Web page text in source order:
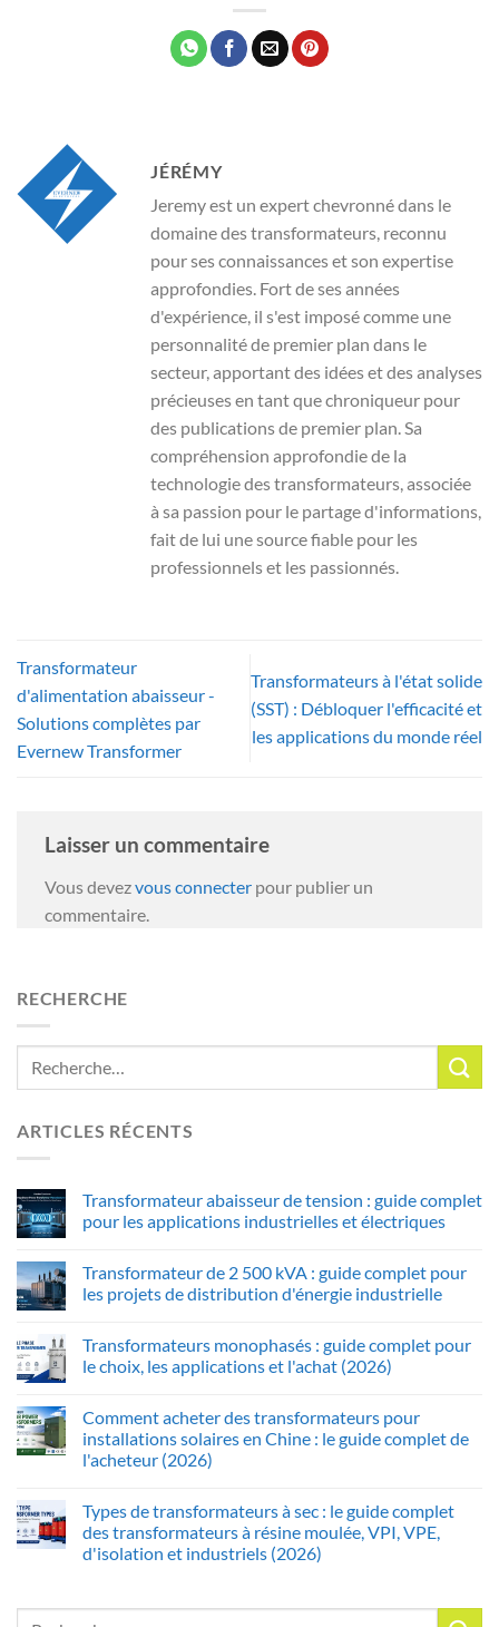
JÉRÉMY
Jeremy est un expert chevronné dans le
domaine des transformateurs, reconnu
pour ses connaissances et son expertise
approfondies. Fort de ses années
d'expérience, il s'est imposé comme une
personnalité de premier plan dans le
secteur, apportant des idées et des analyses
précieuses en tant que chroniqueur pour
des publications de premier plan. Sa
compréhension approfondie de la
technologie des transformateurs, associée
à sa passion pour le partage d'informations,
fait de lui une source fiable pour les
professionnels et les passionnés.
Transformateur
d'alimentation abaisseur -
Solutions complètes par
Evernew Transformer
Transformateurs à l'état solide
(SST) : Débloquer l'efficacité et
les applications du monde réel
Laisser un commentaire
Vous devezvous connecter pour publier un
commentaire.
RECHERCHE
ARTICLES RÉCENTS
Transformateur abaisseur de tension : guide complet
pour les applications industrielles et électriques
Transformateur de 2 500 kVA : guide complet pour
les projets de distribution d'énergie industrielle
Transformateurs monophasés : guide complet pour
le choix, les applications et l'achat (2026)
Comment acheter des transformateurs pour
installations solaires en Chine : le guide complet de
l'acheteur (2026)
Types de transformateurs à sec : le guide complet
des transformateurs à résine moulée, VPI, VPE,
d'isolation et industriels (2026)